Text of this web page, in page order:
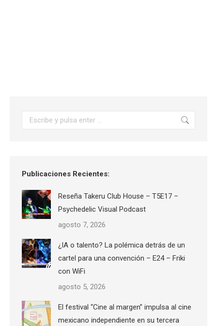
Buscar:
Publicaciones Recientes:
Reseña Takeru Club House – T5E17 –
Psychedelic Visual Podcast
agosto 7, 2026
¿IA o talento? La polémica detrás de un
cartel para una convención – E24 – Friki
con WiFi
agosto 5, 2026
El festival “Cine al margen” impulsa al cine
mexicano independiente en su tercera